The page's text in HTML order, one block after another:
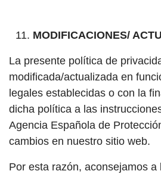
MODIFICACIONES/
La presente política de
modificada/actualizada en
legales establecidas o con la
dicha política a las
Agencia Española de
cambios en nuestro sitio web.
Por esta razón, aconsejamos a